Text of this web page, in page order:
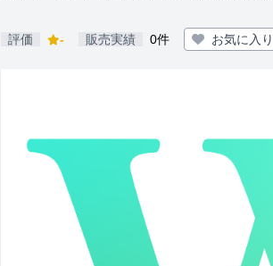
評価 - 販売実績 0件 お気に入り